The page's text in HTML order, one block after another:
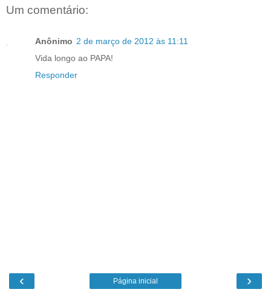
Um comentário:
Anônimo 2 de março de 2012 às 11:11
Vida longo ao PAPA!
Responder
‹ ›
Página inicial